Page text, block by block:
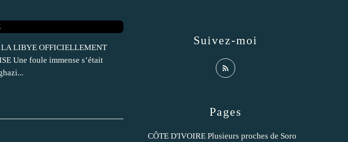
LIBYE OFFICIELLEMENT
Une foule immense s’était
Pages
CÔTE D'IVOIRE Plusieurs proches de Soro
Suivez-moi